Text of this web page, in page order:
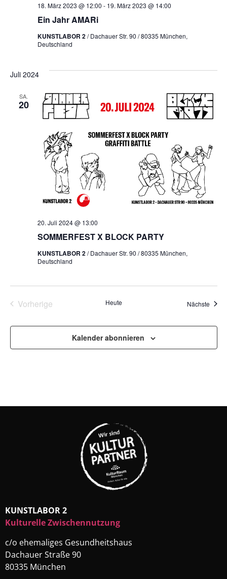
Ein Jahr AMARi
18. März 2023 @ 12:00 - 19. März 2023 @ 14:00
KUNSTLABOR 2/ Dachauer Str. 90 / 80335 München,
Deutschland
Juli 2024
SA.
20
SOMMERFEST X BLOCK PARTY
20. Juli 2024 @ 13:00
KUNSTLABOR 2/ Dachauer Str. 90 / 80335 München,
Deutschland
VorherigeVeranstaltungenHeute Nächste
Kalender abonnieren
KUNSTLABOR 2
Kulturelle Zwischennutzung
c/o ehemaliges Gesundheitshaus
Dachauer Straße 90
80335 München